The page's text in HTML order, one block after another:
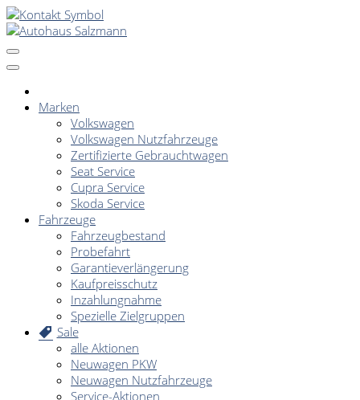
Marken
Volkswagen
Volkswagen Nutzfahrzeuge
Zertifizierte Gebrauchtwagen
Seat Service
Cupra Service
Skoda Service
Fahrzeuge
Fahrzeugbestand
Probefahrt
Garantieverlängerung
Kaufpreisschutz
Inzahlungnahme
Spezielle Zielgruppen
Sale
alle Aktionen
Neuwagen PKW
Neuwagen Nutzfahrzeuge
Service-Aktionen